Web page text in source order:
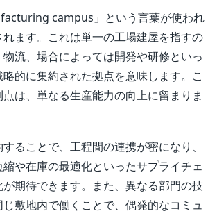
campus」という言葉が使われ
ます。これは単一の工場建屋を指すの
流、場合によっては開発や研修といっ
的に集約された拠点を意味します。こ
は、単なる生産能力の向上に留まりま
ることで、工程間の連携が密になり、
や在庫の最適化といったサプライチェ
期待できます。また、異なる部門の技
敷地内で働くことで、偶発的なコミュ